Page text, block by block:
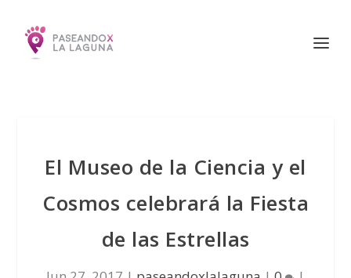
El Museo de la Ciencia y el
Cosmos celebrará la Fiesta
de las Estrellas